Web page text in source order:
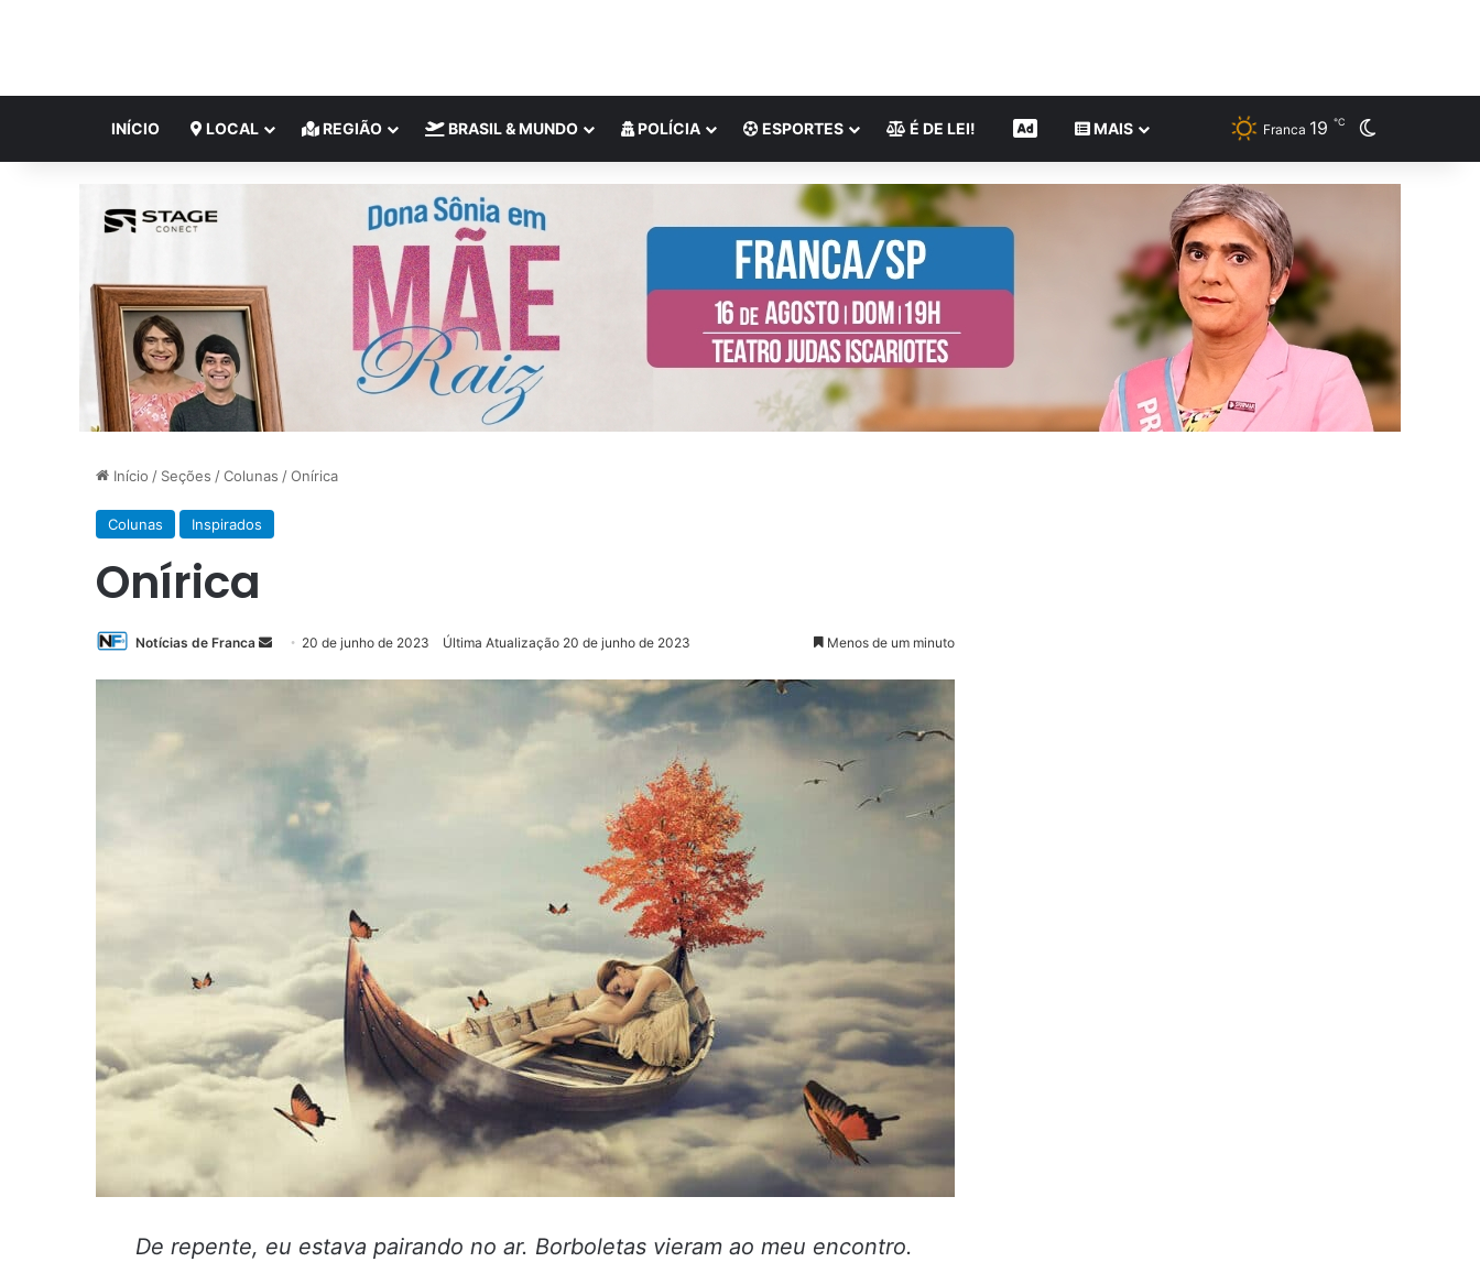
INÍCIO LOCAL REGIÃO BRASIL & MUNDO POLÍCIA ESPORTES É DE LEI! CONTEÚDO DE MARCA
MAIS Franca 19 ℃
Início / Seções /Colunas /Onírica
Colunas Inspirados
Onírica
Notícias de Franca
Mande20 de junho de 2023 Última Atualização 20 de junho de 2023 Menos de um minuto
De repente, eu estava pairando no ar. Borboletas vieram ao meu encontro.